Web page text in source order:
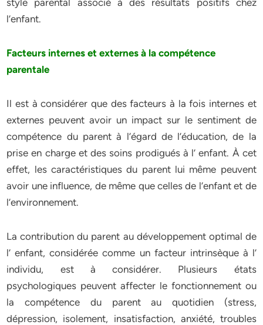
style parental associé à des résultats positifs chez
l’enfant.
Facteurs internes et externes à la compétence
parentale
Il est à considérer que des facteurs à la fois internes et
externes peuvent avoir un impact sur le sentiment de
compétence du parent à l’égard de l’éducation, de la
prise en charge et des soins prodigués à l’ enfant. À cet
effet, les caractéristiques du parent lui même peuvent
avoir une influence, de même que celles de l’enfant et de
l’environnement.
La contribution du parent au développement optimal de
l’ enfant, considérée comme un facteur intrinsèque à l’
individu, est à considérer. Plusieurs états
psychologiques peuvent affecter le fonctionnement ou
la compétence du parent au quotidien (stress,
dépression, isolement, insatisfaction, anxiété, troubles